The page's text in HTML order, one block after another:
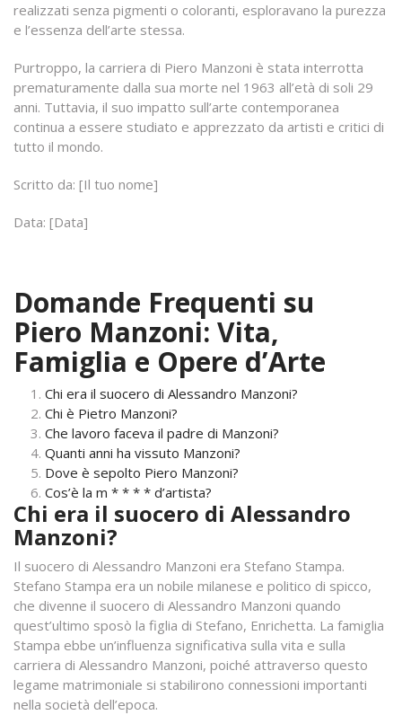
realizzati senza pigmenti o coloranti, esploravano la purezza
e l’essenza dell’arte stessa.
Purtroppo, la carriera di Piero Manzoni è stata interrotta
prematuramente dalla sua morte nel 1963 all’età di soli 29
anni. Tuttavia, il suo impatto sull’arte contemporanea
continua a essere studiato e apprezzato da artisti e critici di
tutto il mondo.
Scritto da: [Il tuo nome]
Data: [Data]
Domande Frequenti su
Piero Manzoni: Vita,
Famiglia e Opere d’Arte
Chi era il suocero di Alessandro Manzoni?
Chi è Pietro Manzoni?
Che lavoro faceva il padre di Manzoni?
Quanti anni ha vissuto Manzoni?
Dove è sepolto Piero Manzoni?
Cos’è la m * * * * d’artista?
Chi era il suocero di Alessandro
Manzoni?
Il suocero di Alessandro Manzoni era Stefano Stampa.
Stefano Stampa era un nobile milanese e politico di spicco,
che divenne il suocero di Alessandro Manzoni quando
quest’ultimo sposò la figlia di Stefano, Enrichetta. La famiglia
Stampa ebbe un’influenza significativa sulla vita e sulla
carriera di Alessandro Manzoni, poiché attraverso questo
legame matrimoniale si stabilirono connessioni importanti
nella società dell’epoca.